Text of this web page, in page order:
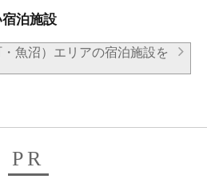
泊施設
魚沼）エリアの宿泊施設を
PR